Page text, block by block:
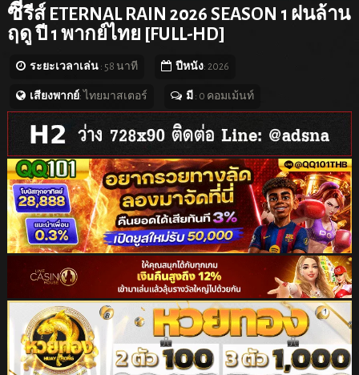
ซีรีส์ ETERNAL RAIN 2026 SEASON 1 ฝนล้าน
ฤดู ปี 1 พากย์ไทย [FULL-HD]
ระยะเวลาเล่น: 58 นาที ปีหนัง: 2026
เสียงพากย์: ไทยมาสเตอร์ มี : 0 คอมเม้นท์